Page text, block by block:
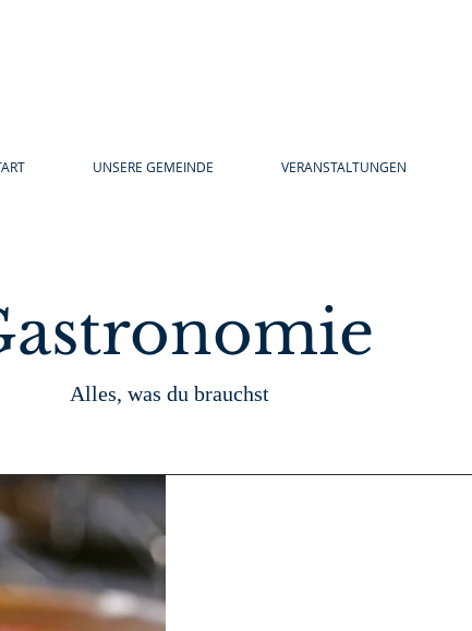
UNSERE GEMEINDE VERANSTALTUNGEN
Alles, was du brauchst